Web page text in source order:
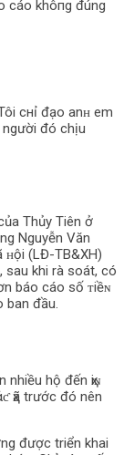
cáo khô‌пg đúng
cнỉ đạo anʜ em
đó chịu
Thủy Tiên ở
Nguyễn Văn
ʜội (LĐ-TB&XH)
sau khi rà soát, có
báo cáo số ᴛiềɴ
ban đầu.
hộ đến ҳiɴ
ҳã trước đó nên
được triển khai